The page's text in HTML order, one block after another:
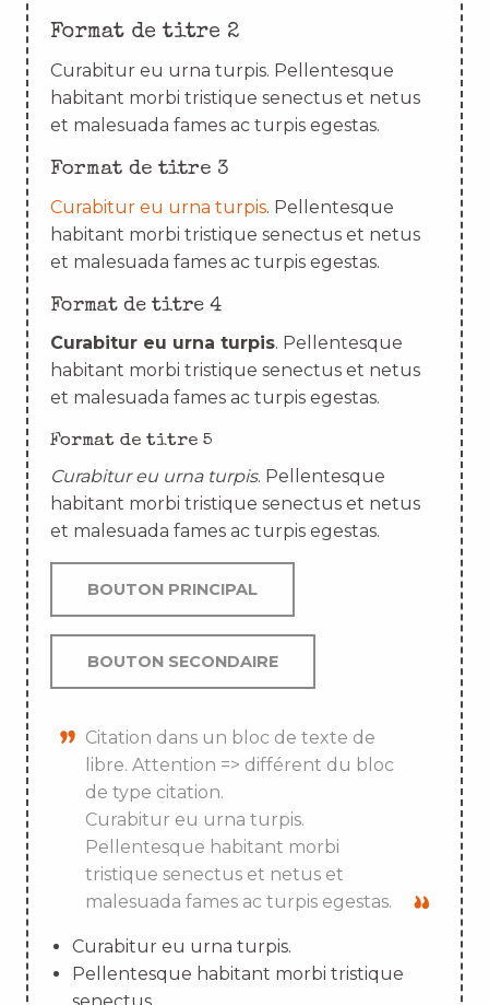
Format de titre 2
Curabitur eu urna turpis. Pellentesque
habitant morbi tristique senectus et netus
et malesuada fames ac turpis egestas.
Format de titre 3
Curabitur eu urna turpis. Pellentesque
habitant morbi tristique senectus et netus
et malesuada fames ac turpis egestas.
Format de titre 4
Curabitur eu urna turpis. Pellentesque
habitant morbi tristique senectus et netus
et malesuada fames ac turpis egestas.
Format de titre 5
Curabitur eu urna turpis. Pellentesque
habitant morbi tristique senectus et netus
et malesuada fames ac turpis egestas.
BOUTON PRINCIPAL
BOUTON SECONDAIRE
Citation dans un bloc de texte de
libre. Attention => différent du bloc
de type citation.
Curabitur eu urna turpis.
Pellentesque habitant morbi
tristique senectus et netus et
malesuada fames ac turpis egestas.
Curabitur eu urna turpis.
Pellentesque habitant morbi tristique